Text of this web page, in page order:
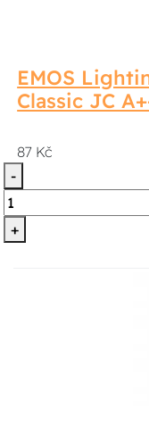
EMOS
Classic JC
87 Kč
-
+